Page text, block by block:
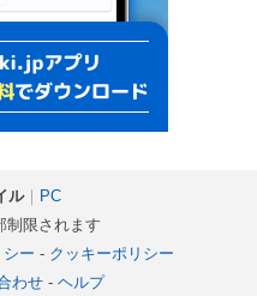
ル｜ PC
限されます
ー - クッキーポリシー
わせ- ヘルプ